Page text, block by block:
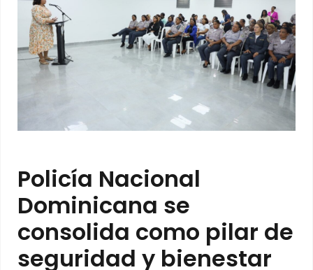
Policía Nacional
Dominicana se
consolida como pilar de
seguridad y bienestar